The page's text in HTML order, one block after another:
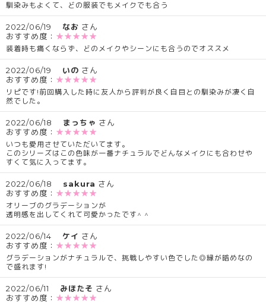
馴染みもよくて、どの服装でもメイクでも合う
2022/06/19 なお さん
おすすめ度： ★★★★★
装着時も痛くならず、どのメイクやシーンにも合うのでオススメ
2022/06/19 いの さん
おすすめ度： ★★★★★
リピです!前回購入した時に友人から評判が良く自目との馴染みが凄く自
然でした。
2022/06/18 まっちゃ さん
おすすめ度： ★★★★★
いつも愛用させていただいてます。
このシリーズはこの色味が一番ナチュラルでどんなメイクにも合わせや
すくて気に入ってます。
2022/06/18 sakura さん
おすすめ度： ★★★★★
オリーブのグラデーションが
透明感を出してくれて可愛かったです^ ^
2022/06/14 ケイ さん
おすすめ度： ★★★★★
グラデーションがナチュラルで、挑戦しやすい色でした◎縁が暗めなの
で盛れます!
2022/06/11 みほたそ さん
おすすめ度： ★★★★★